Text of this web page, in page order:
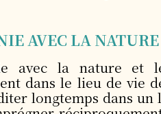
AVEC LA NATURE
avec la nature et
dans le lieu de vie
longtemps dans un